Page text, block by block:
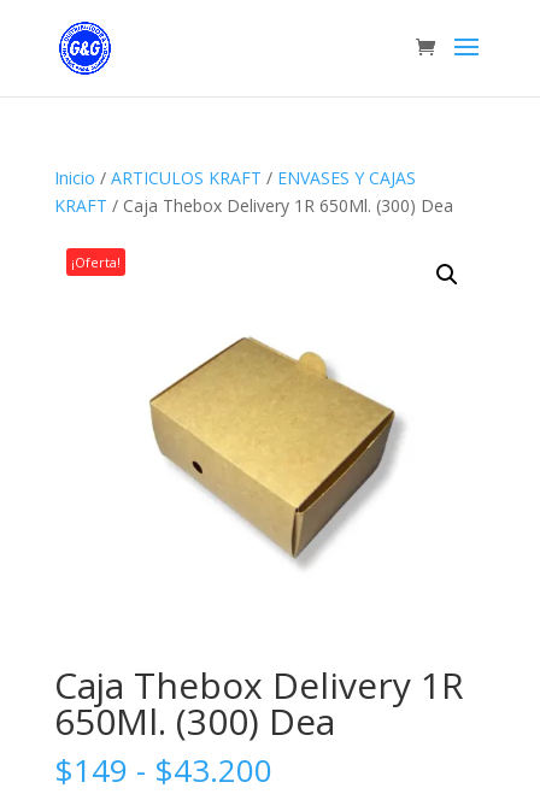
Inicio / ARTICULOS KRAFT / ENVASES Y CAJAS
KRAFT / Caja Thebox Delivery 1R 650Ml. (300) Dea
¡Oferta!
Caja Thebox Delivery 1R
650Ml. (300) Dea
$149 - $43.200Rango